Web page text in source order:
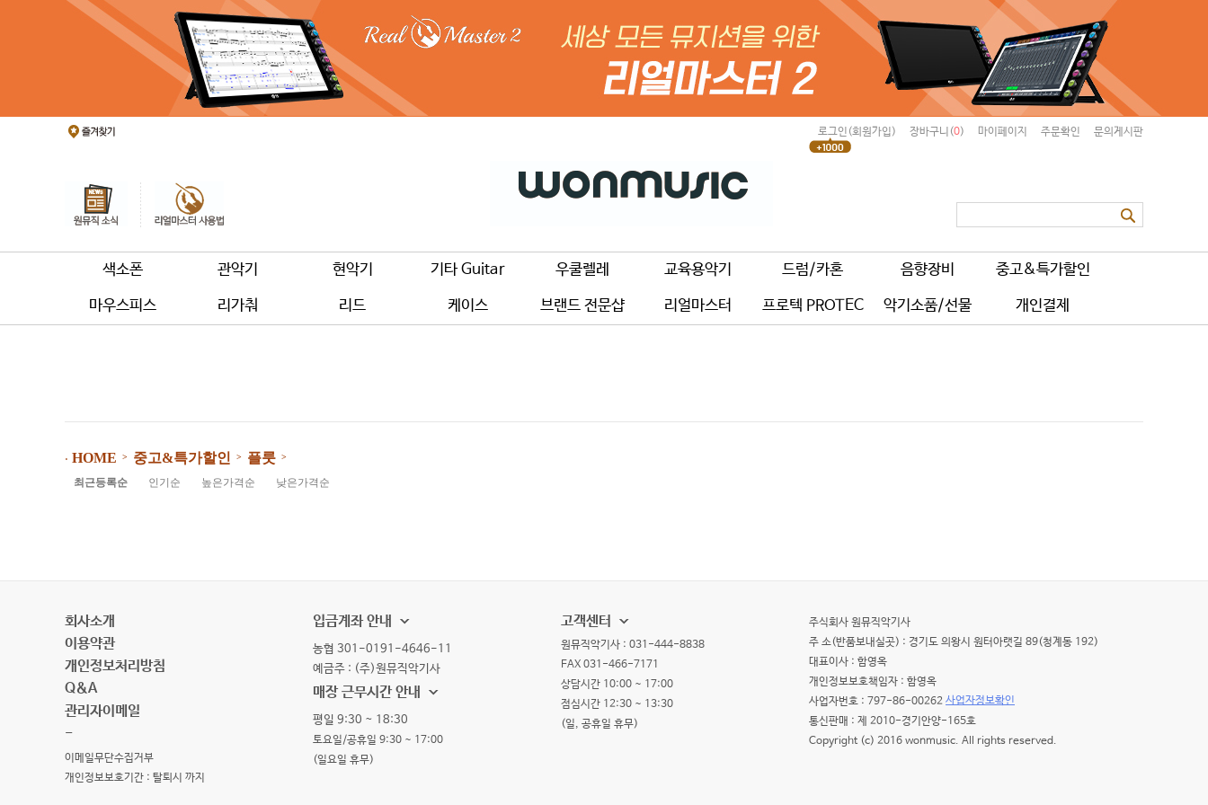
로그인(회원가입) 장바구니(0) 마이페이지 주문확인 문의게시판
색소폰 관악기 현악기 기타 Guitar 우쿨렐레 교육용악기 드럼/카혼 음향장비 중고&특가할인
마우스피스 리가춰 리드 케이스 브랜드 전문샵 리얼마스터 프로텍 PROTEC 악기소품/선물 개인결제
⋅ HOME > 중고&특가할인 > 플룻 >
최근등록순 인기순 높은가격순 낮은가격순
회사소개
이용약관
개인정보처리방침
Q&A
관리자이메일
-
이메일무단수집거부
개인정보보호기간 : 탈퇴시 까지
입금계좌 안내
농협 301-0191-4646-11
예금주 : (주)원뮤직악기사
매장 근무시간 안내
평일 9:30 ~ 18:30
토요일/공휴일 9:30 ~ 17:00
(일요일 휴무)
고객센터
원뮤직악기사 : 031-444-8838
FAX 031-466-7171
상담시간 10:00 ~ 17:00
점심시간 12:30 ~ 13:30
(일, 공휴일 휴무)
주식회사 원뮤직악기사
주 소(반품보내실곳) : 경기도 의왕시 원터아랫길 89(청계동 192)
대표이사 : 함영옥
개인정보보호책임자 : 함영옥
사업자번호 : 797-86-00262 사업자정보확인
통신판매 : 제 2010-경기안양-165호
Copyright (c) 2016 wonmusic. All rights reserved.